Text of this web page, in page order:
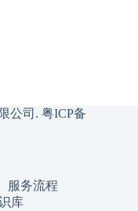
公司. 粤ICP备
服务流程
库